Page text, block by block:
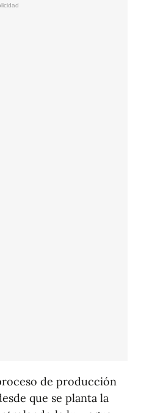
de producción
que se planta la